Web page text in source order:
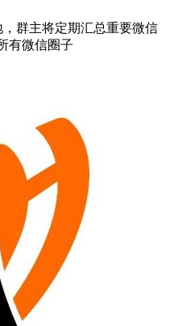
群主将定期汇总重要微信
有微信圈子